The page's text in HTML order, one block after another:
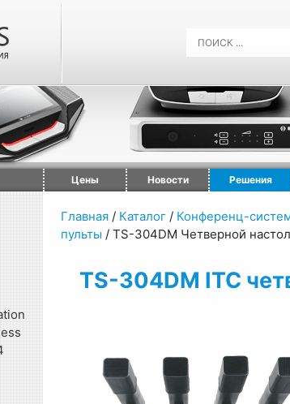
Цены Новости Решения
Главная / Каталог / Конференц-
пульты / TS-304DM Четверной
TS-304DM ITC